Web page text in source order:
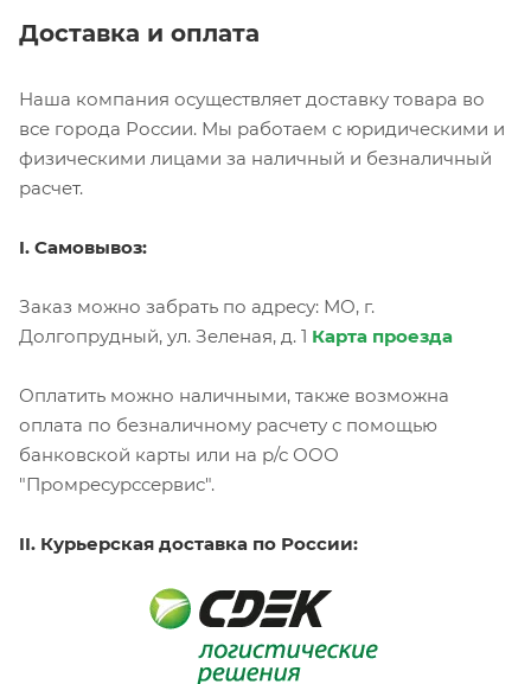
Доставка и оплата
Наша компания осуществляет доставку товара во
все города России. Мы работаем с юридическими и
физическими лицами за наличный и безналичный
расчет.
I. Самовывоз:
Заказ можно забрать по адресу: МО, г.
Долгопрудный, ул. Зеленая, д. 1 Карта проезда
Оплатить можно наличными, также возможна
оплата по безналичному расчету с помощью
банковской карты или на р/с ООО
"Промресурссервис".
II. Курьерская доставка по России: